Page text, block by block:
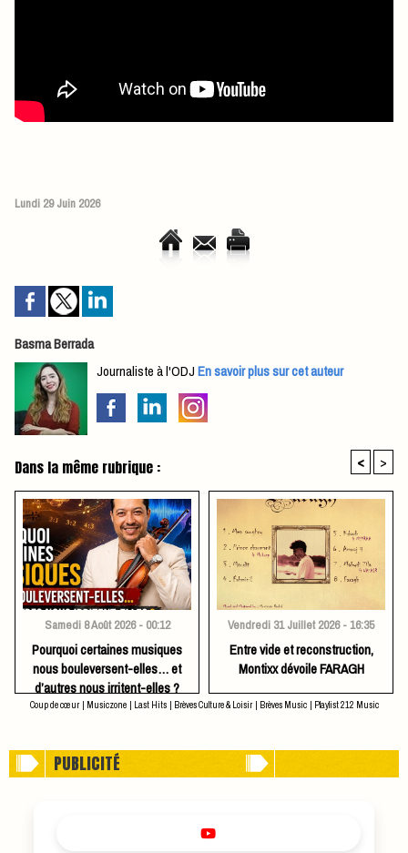
Lundi 29 Juin 2026
Basma Berrada
Journaliste à l'ODJEn savoir plus sur cet auteur
Dans la même rubrique : < >
Samedi 8 Août 2026 - 00:12
Pourquoi certaines musiques
nous bouleversent-elles… et
d’autres nous irritent-elles ?
Vendredi 31 Juillet 2026 - 16:35
Entre vide et reconstruction,
Montixx dévoile FARAGH
Coup de cœur | Musiczone | Last Hits | Brèves Culture & Loisir | Brèves Music | Playlist 212 Music
PUBLICITÉ